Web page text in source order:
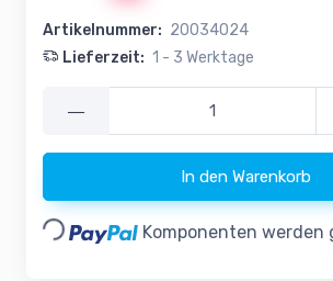
Artikelnummer: 20034024
Lieferzeit: 1 - 3 Werktage
—
In den Warenkorb
Loading... Komponenten werden